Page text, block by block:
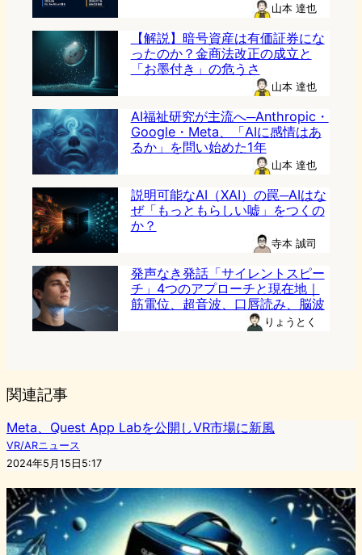
山本 達也
【解説】暗号資産は有価証券にな
ったのか？金商法改正の成立と
「お墨付き」の危うさ
山本 達也
AI福祉研究が主流へ─Anthropic・
Google・Meta、「AIに感情はあ
るか」を問い始めた1年
山本 達也
説明可能なAI（XAI）の罠─AIはな
ぜ「もっともらしい嘘」をつくの
か？
寺本 誠司
発声なき発話「サイレントスピー
チ」4つのアプローチと現在地｜
筋電位、超音波、口唇読み、脳波
りょうとく
関連記事
Meta、Quest App Labを公開しVR市場に新風
VR/ARニュース
2024年5月15日5:17